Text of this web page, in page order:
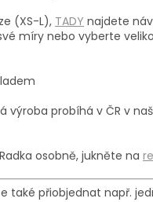
(XS-L), TADY najdete
míry nebo vyberte
výroba probíhá v ČR v
osobně, jukněte na
také přiobjednat např.